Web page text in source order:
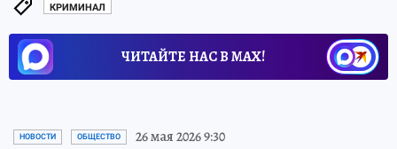
КРИМИНАЛ
ЧИТАЙТЕ НАС В МАХ!
НОВОСТИ ОБЩЕСТВО 26 мая 2026 9:30